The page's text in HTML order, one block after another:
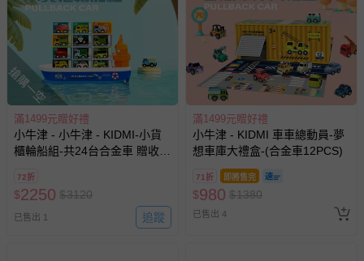
搶購一空
滿1499元贈好禮
小牛津 - 小牛津 - KIDMI-小貨
櫃輪船組-共24台合金車 贈收藏
72折
$2250 $3120
已售出 1 追蹤
滿1499元贈好禮
小牛津 - KIDMI 車車總動員-夢
想車庫大禮盒-(合金車12PCS)
71折 即將售完
$980 $1380
已售出 4